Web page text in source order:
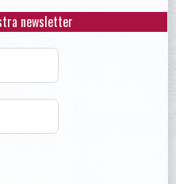
newsletter